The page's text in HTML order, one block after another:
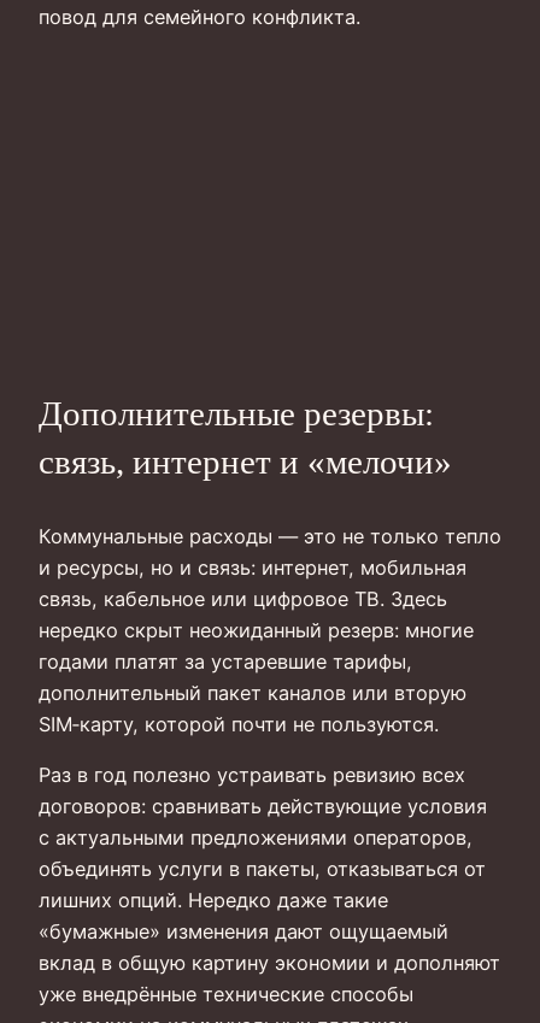
повод для семейного конфликта.
Дополнительные резервы:
связь, интернет и «мелочи»
Коммунальные расходы — это не только тепло
и ресурсы, но и связь: интернет, мобильная
связь, кабельное или цифровое ТВ. Здесь
нередко скрыт неожиданный резерв: многие
годами платят за устаревшие тарифы,
дополнительный пакет каналов или вторую
SIM‑карту, которой почти не пользуются.
Раз в год полезно устраивать ревизию всех
договоров: сравнивать действующие условия
с актуальными предложениями операторов,
объединять услуги в пакеты, отказываться от
лишних опций. Нередко даже такие
«бумажные» изменения дают ощущаемый
вклад в общую картину экономии и дополняют
уже внедрённые технические способы